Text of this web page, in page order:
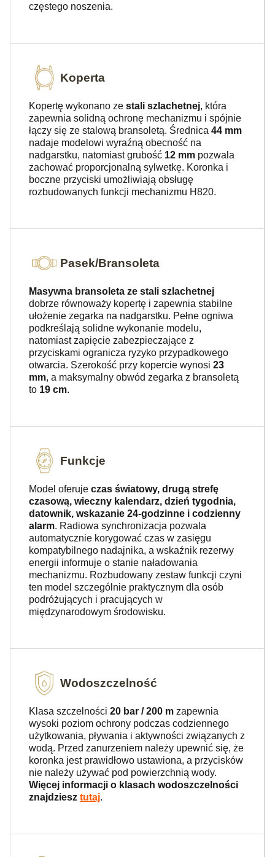
częstego noszenia.
Koperta
Kopertę wykonano ze stali szlachetnej, która
zapewnia solidną ochronę mechanizmu i spójnie
łączy się ze stalową bransoletą. Średnica 44 mm
nadaje modelowi wyraźną obecność na
nadgarstku, natomiast grubość 12 mm pozwala
zachować proporcjonalną sylwetkę. Koronka i
boczne przyciski umożliwiają obsługę
rozbudowanych funkcji mechanizmu H820.
Pasek/Bransoleta
Masywna bransoleta ze stali szlachetnej
dobrze równoważy kopertę i zapewnia stabilne
ułożenie zegarka na nadgarstku. Pełne ogniwa
podkreślają solidne wykonanie modelu,
natomiast zapięcie zabezpieczające z
przyciskami ogranicza ryzyko przypadkowego
otwarcia. Szerokość przy kopercie wynosi 23
mm, a maksymalny obwód zegarka z bransoletą
to 19 cm.
Funkcje
Model oferuje czas światowy, drugą strefę
czasową, wieczny kalendarz, dzień tygodnia,
datownik, wskazanie 24-godzinne i codzienny
alarm. Radiowa synchronizacja pozwala
automatycznie korygować czas w zasięgu
kompatybilnego nadajnika, a wskaźnik rezerwy
energii informuje o stanie naładowania
mechanizmu. Rozbudowany zestaw funkcji czyni
ten model szczególnie praktycznym dla osób
podróżujących i pracujących w
międzynarodowym środowisku.
Wodoszczelność
Klasa szczelności 20 bar / 200 m zapewnia
wysoki poziom ochrony podczas codziennego
użytkowania, pływania i aktywności związanych z
wodą. Przed zanurzeniem należy upewnić się, że
koronka jest prawidłowo ustawiona, a przycisków
nie należy używać pod powierzchnią wody.
Więcej informacji o klasach wodoszczelności
znajdziesz tutaj.